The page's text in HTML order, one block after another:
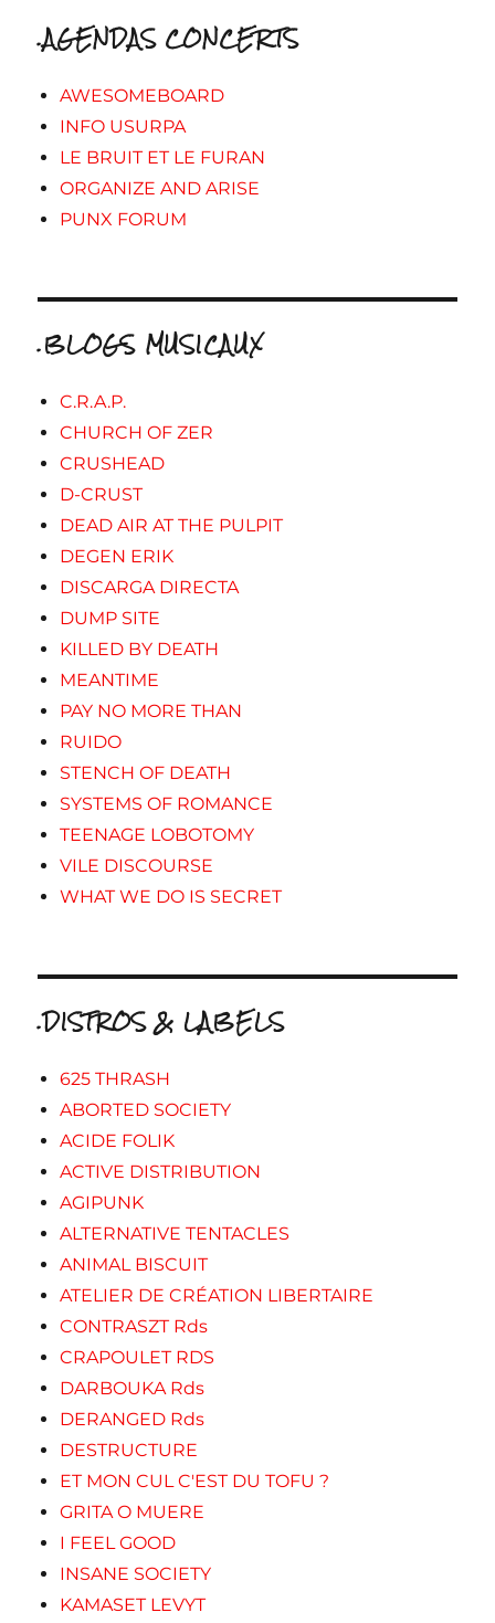
.AGENDAS CONCERTS
AWESOMEBOARD
INFO USURPA
LE BRUIT ET LE FURAN
ORGANIZE AND ARISE
PUNX FORUM
.BLOGS MUSICAUX
C.R.A.P.
CHURCH OF ZER
CRUSHEAD
D-CRUST
DEAD AIR AT THE PULPIT
DEGEN ERIK
DISCARGA DIRECTA
DUMP SITE
KILLED BY DEATH
MEANTIME
PAY NO MORE THAN
RUIDO
STENCH OF DEATH
SYSTEMS OF ROMANCE
TEENAGE LOBOTOMY
VILE DISCOURSE
WHAT WE DO IS SECRET
.DISTROS & LABELS
625 THRASH
ABORTED SOCIETY
ACIDE FOLIK
ACTIVE DISTRIBUTION
AGIPUNK
ALTERNATIVE TENTACLES
ANIMAL BISCUIT
ATELIER DE CRÉATION LIBERTAIRE
CONTRASZT Rds
CRAPOULET RDS
DARBOUKA Rds
DERANGED Rds
DESTRUCTURE
ET MON CUL C'EST DU TOFU ?
GRITA O MUERE
I FEEL GOOD
INSANE SOCIETY
KAMASET LEVYT